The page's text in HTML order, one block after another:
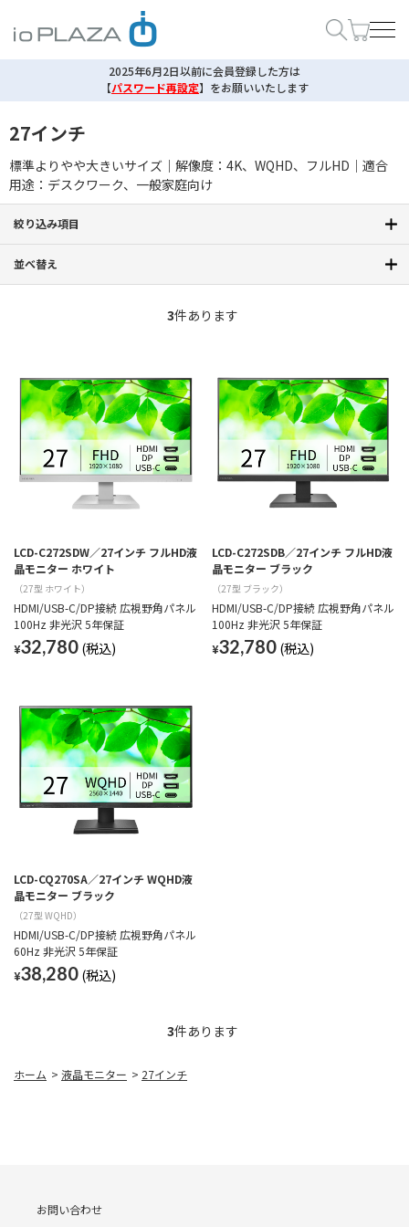
2025年6月2日以前に会員登録した方は
【パスワード再設定】 をお願いいたします
27インチ
標準よりやや大きいサイズ｜解像度：4K、WQHD、フルHD｜適合
用途：デスクワーク、一般家庭向け
絞り込み項目
並べ替え
3件あります
LCD-C272SDW／27インチ フルHD液
晶モニター ホワイト
（27型 ホワイト）
HDMI/USB-C/DP接続 広視野角パネル
100Hz 非光沢 5年保証
¥32,780
LCD-C272SDB／27インチ フルHD液
晶モニター ブラック
（27型 ブラック）
HDMI/USB-C/DP接続 広視野角パネル
100Hz 非光沢 5年保証
¥32,780
LCD-CQ270SA／27インチ WQHD液
晶モニター ブラック
（27型 WQHD）
HDMI/USB-C/DP接続 広視野角パネル
60Hz 非光沢 5年保証
¥38,280
3件あります
ホーム > 液晶モニター > 27インチ
お問い合わせ